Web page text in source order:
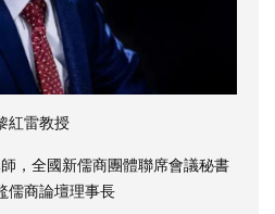
紅雷教授
，全國新儒商團體聯席會議秘書
儒商論壇理事長